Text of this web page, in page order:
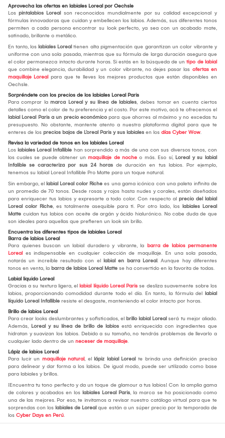
Aprovecha las ofertas en labiales Loreal por Oechsle
Los pintalabios Loreal son reconocidos mundialmente por su calidad excepcional y
fórmulas innovadoras que cuidan y embellecen los labios. Además, sus diferentes tonos
permiten a cada persona encontrar su look perfecto, ya sea con un acabado mate,
satinado, brillante o metálico.
En tanto, los labiales Loreal tienen alta pigmentación que garantizan un color vibrante y
uniforme con una sola pasada, mientras que su fórmula de larga duración asegura que
el color permanezca intacto durante horas. Si estás en la búsqueda de un tipo de labial
que combine elegancia, durabilidad y un color vibrante, no dejes pasar las ofertas en
maquillaje Loreal para que te lleves los mejores productos que están disponibles en
Oechsle.
Sorpréndete con los precios de los labiales Loreal Paris
Para comprar la marca Loreal y su línea de labiales, debes tomar en cuenta ciertos
detalles como el color de tu preferencia y el costo. Por este motivo, acá te ofrecemos el
labial Loreal Paris a un precio económico para que ahorres al máximo y no excedas tu
presupuesto. No obstante, mantente atento a nuestra plataforma digital para que te
enteres de los precios bajos de L’oreal Paris y sus labiales en los días Cyber Wow.
Revisa la variedad de tonos en los labiales Loreal
Los labiales Loreal Infallible han sorprendido a más de una con sus diversos tonos, con
los cuales se puede obtener un maquillaje de noche o más. Eso sí, Loreal y su labial
Infalible se caracteriza por sus 24 horas de duración en tus labios. Por ejemplo,
tenemos su labial Loreal Infallible Pro Matte para un toque natural.
Sin embargo, el labial Loreal color Riche es una gama icónica con una paleta infinita de
un promedio de 70 tonos. Desde rosas y rojos hasta nudes y corales, están diseñados
para enriquecer tus labios y expresarte a todo color. Con respecto al precio del labial
Loreal color Riche, es totalmente asequible para ti. Por otro lado, los labiales Loreal
Matte cuidan tus labios con aceite de argán y ácido hialurónico. No cabe duda de que
son ideales para aquellas que prefieren un look sin brillo.
Encuentra los diferentes tipos de labiales Loreal
Barra de labios Loreal
Para quienes buscan un labial duradero y vibrante, la barra de labios permanente
Loreal es indispensable en cualquier colección de maquillaje. En una sola pasada,
notarás un increíble resultado con el labial en barra Loreal. Aunque hay diferentes
tonos en venta, la barra de labios Loreal Matte se ha convertido en la favorita de todas.
Labial liquido Loreal
Gracias a su textura ligera, el labial líquido Loreal Paris se desliza suavemente sobre los
labios, proporcionando comodidad durante todo el día. En tanto, la fórmula del labial
líquido Loreal Infallible resiste el desgaste, manteniendo el color intacto por horas.
Brillo de labios Loreal
Para crear looks deslumbrantes y sofisticados, el brillo labial Loreal será tu mejor aliado.
Además, Loreal y su línea de brillo de labios está enriquecida con ingredientes que
hidratan y suavizan los labios. Debido a su tamaño, no tendrás problemas de llevarlo a
cualquier lado dentro de un neceser de maquillaje.
Lápiz de labios Loreal
Para lucir un maquillaje natural, el lápiz labial Loreal te brinda una definición precisa
para delinear y dar forma a los labios. De igual modo, puede ser utilizado como base
para labiales y brillos.
¡Encuentra tu tono perfecto y da un toque de glamour a tus labios! Con la amplia gama
de colores y acabados en los labiales Loreal Paris, la marca se ha posicionado como
una de las mejores. Por eso, te invitamos a revisar nuestro catálogo virtual para que te
sorprendas con los labiales de Loreal que están a un súper precio por la temporada de
los Cyber Days en Perú.